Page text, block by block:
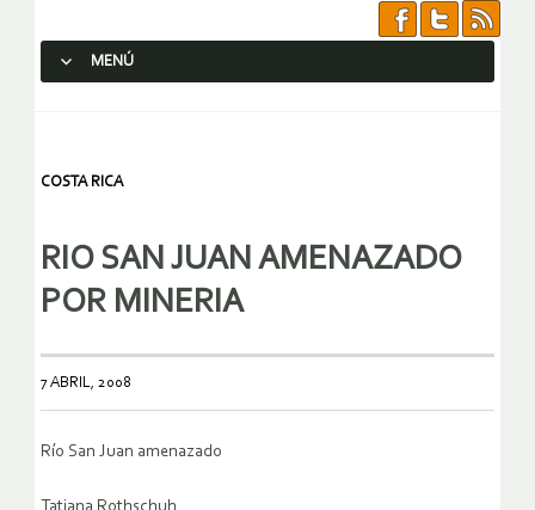
MENÚ
COSTA RICA
RIO SAN JUAN AMENAZADO
POR MINERIA
7 ABRIL, 2008
Río San Juan amenazado